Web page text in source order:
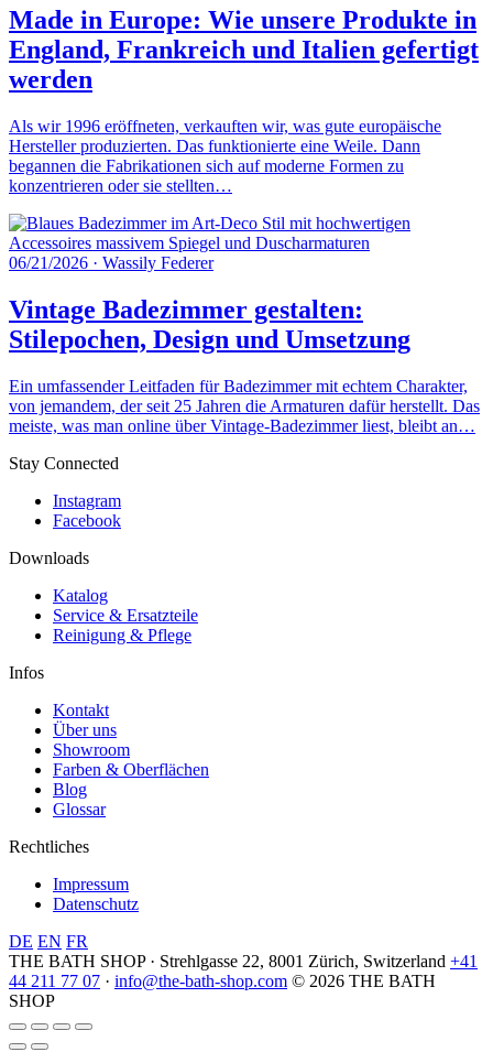
Made in Europe: Wie unsere Produkte in
England, Frankreich und Italien gefertigt
werden
Als wir 1996 eröffneten, verkauften wir, was gute europäische
Hersteller produzierten. Das funktionierte eine Weile. Dann
begannen die Fabrikationen sich auf moderne Formen zu
konzentrieren oder sie stellten…
06/21/2026 · Wassily Federer
Vintage Badezimmer gestalten:
Stilepochen, Design und Umsetzung
Ein umfassender Leitfaden für Badezimmer mit echtem Charakter,
von jemandem, der seit 25 Jahren die Armaturen dafür herstellt. Das
meiste, was man online über Vintage-Badezimmer liest, bleibt an…
Stay Connected
Instagram
Facebook
Downloads
Katalog
Service & Ersatzteile
Reinigung & Pflege
Infos
Kontakt
Über uns
Showroom
Farben & Oberflächen
Blog
Glossar
Rechtliches
Impressum
Datenschutz
DE EN FR
THE BATH SHOP · Strehlgasse 22, 8001 Zürich, Switzerland +41
44 211 77 07 · info@the-bath-shop.com © 2026 THE BATH
SHOP